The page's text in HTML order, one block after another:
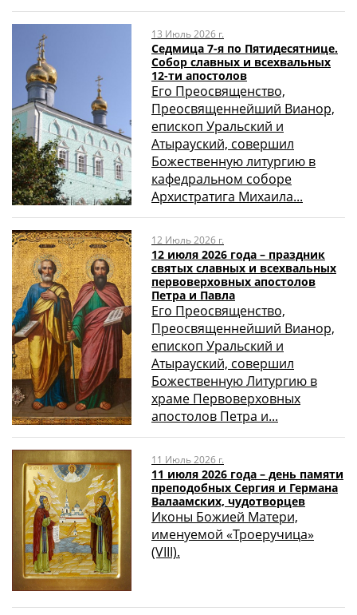
13 Июль 2026 г.
Седмица 7-я по Пятидесятнице.
Собор славных и всехвальных
12-ти апостолов
Его Преосвященство,
Преосвященнейший Вианор,
епископ Уральский и
Атырауский, совершил
Божественную литургию в
кафедральном соборе
Архистратига Михаила...
12 Июль 2026 г.
12 июля 2026 года – праздник
святых славных и всехвальных
первоверховных апостолов
Петра и Павла
Его Преосвященство,
Преосвященнейший Вианор,
епископ Уральский и
Атырауский, совершил
Божественную Литургию в
храме Первоверховных
апостолов Петра и...
11 Июль 2026 г.
11 июля 2026 года – день памяти
преподобных Сергия и Германа
Валаамских, чудотворцев
Иконы Божией Матери,
именуемой «Троеручица»
(VIII).